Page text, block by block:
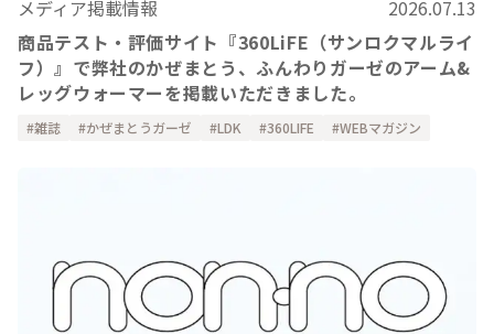
メディア掲載情報
2026.07.13
商品テスト・評価サイト『360LiFE（サンロクマルライ
フ）』で弊社のかぜまとう、ふんわりガーゼのアーム&
レッグウォーマーを掲載いただきました。
雑誌 かぜまとうガーゼ LDK 360LIFE WEBマガジン